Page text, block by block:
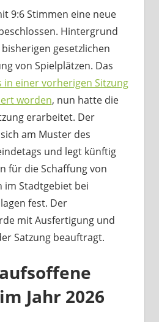
9:6 Stimmen eine neue
Hintergrund
gesetzlichen
von Spielplätzen. Das
in einer vorherigen Sitzung
worden, nun hatte die
erarbeitet. Der
am Muster des
und legt künftig
für die Schaffung von
im Stadtgebiet bei
fest. Der
mit Ausfertigung und
Satzung beauftragt.
Jahr 2026